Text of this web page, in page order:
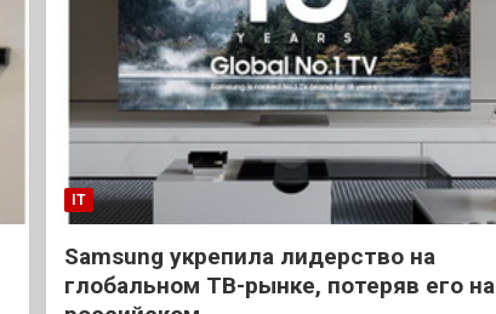
IT
Samsung укрепила лидерство на
глобальном ТВ-рынке, потеряв его на